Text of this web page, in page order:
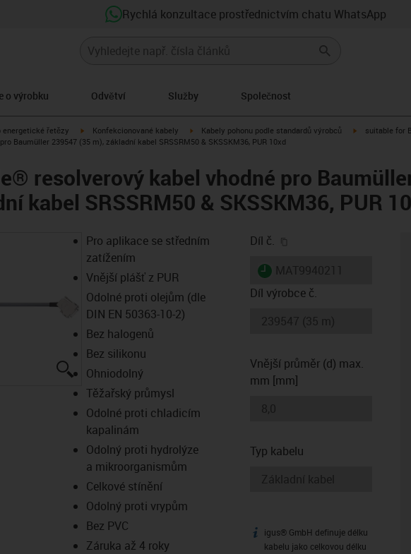
Rychlá konzultace prostřednictvím chatu WhatsApp
o výrobku Odvětví Služby Společnost
right
energetické řetězy igus-icon-arrow-right
Konfekcionované kabely igus-icon-arrow-right
Kabely pohonu podle standardů výrobců igus-icon-
suitable for
Baumüller 239547 (35 m), základní kabel SRSSRM50 & SKSSKM36, PUR 10xd
resolverový kabel vhodné pro
kabel SRSSRM50 & SKSSKM36, PUR
igus-icon-lupe
Pro aplikace se středním
zatížením
Vnější plášť z PUR
Odolné proti olejům (dle
DIN EN 50363-10-2)
Bez halogenů
Bez silikonu
Ohniodolný
Těžařský průmysl
Odolné proti chladicím
kapalinám
Odolný proti hydrolýze
a mikroorganismům
Celkové stínění
Odolný proti vrypům
Bez PVC
Záruka až 4 roky
Díl č.
igus-icon-lieferzeit
Díl výrobce č.
Vnější průměr (d) max.
mm [mm]
Typ kabelu
igus-icon-info
igus® GmbH definuje délku
kabelu jako celkovou délku